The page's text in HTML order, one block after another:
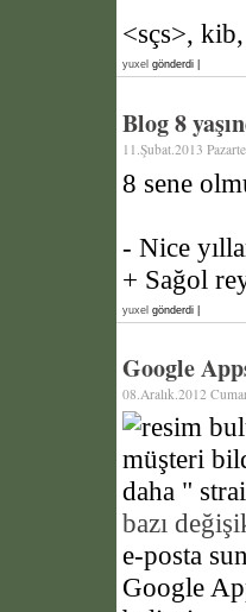
<sçs>,
yuxel gönderdi |
Blog 8
11.Şubat.2013
8 sene
- Nice
+ Sağol
yuxel gönderdi |
Google
08.Aralık.2012
müşteri
daha "
bazı
e-posta
Google